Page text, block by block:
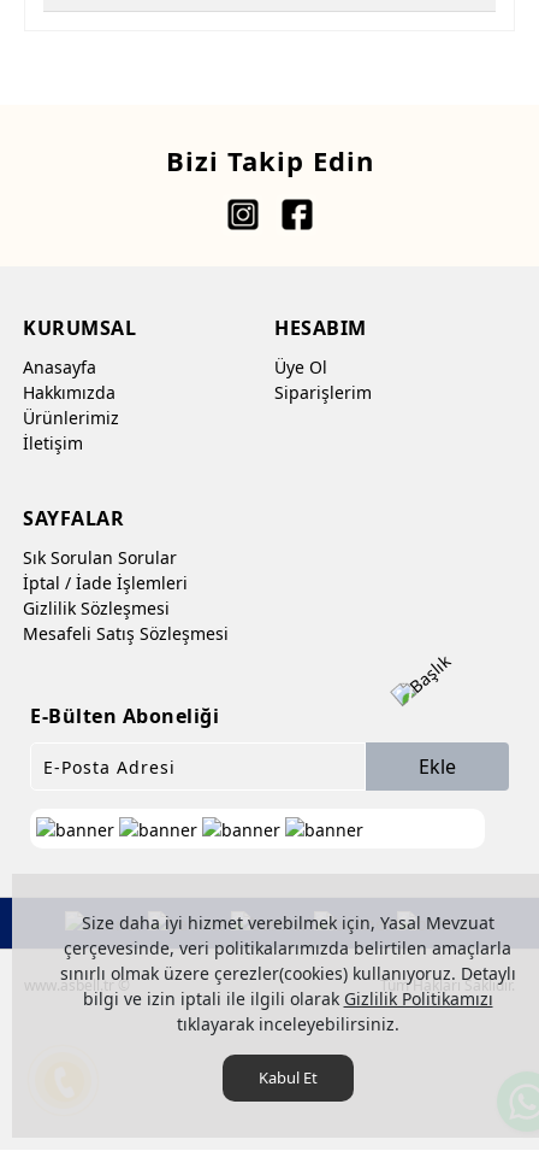
Size daha iyi hizmet verebilmek için, Yasal Mevzuat
çerçevesinde, veri politikalarımızda belirtilen amaçlarla
sınırlı olmak üzere çerezler(cookies) kullanıyoruz. Detaylı
bilgi ve izin iptali ile ilgili olarak Gizlilik Politikamızı
tıklayarak inceleyebilirsiniz.
Kabul Et
Bizi Takip Edin
KURUMSAL
Anasayfa
Hakkımızda
Ürünlerimiz
İletişim
HESABIM
Üye Ol
Siparişlerim
SAYFALAR
Sık Sorulan Sorular
İptal / İade İşlemleri
Gizlilik Sözleşmesi
Mesafeli Satış Sözleşmesi
E-Bülten Aboneliği
Ekle
www.asbell.tr © Tüm Hakları Saklıdır.